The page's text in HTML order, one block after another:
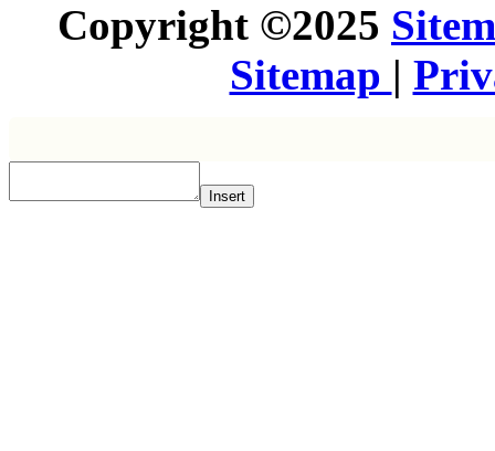
Copyright ©2025
Sitemap |
Insert